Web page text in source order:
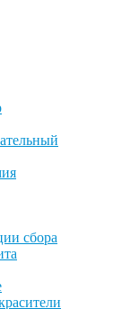
сбора